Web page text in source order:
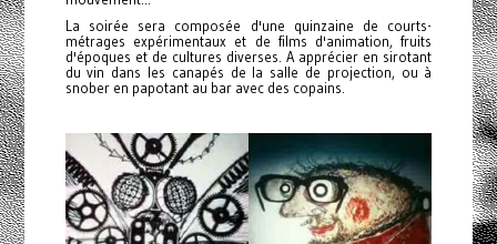
La soirée sera composée d'une quinzaine de courts-
métrages expérimentaux et de films d'animation, fruits
d'époques et de cultures diverses. A apprécier en sirotant
du vin dans les canapés de la salle de projection, ou à
snober en papotant au bar avec des copains.